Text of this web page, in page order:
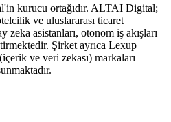
kurucu ortağıdır. ALTAI Digital;
ve uluslararası ticaret
zeka asistanları, otonom iş akışları
Şirket ayrıca Lexup
ve veri zekası) markaları